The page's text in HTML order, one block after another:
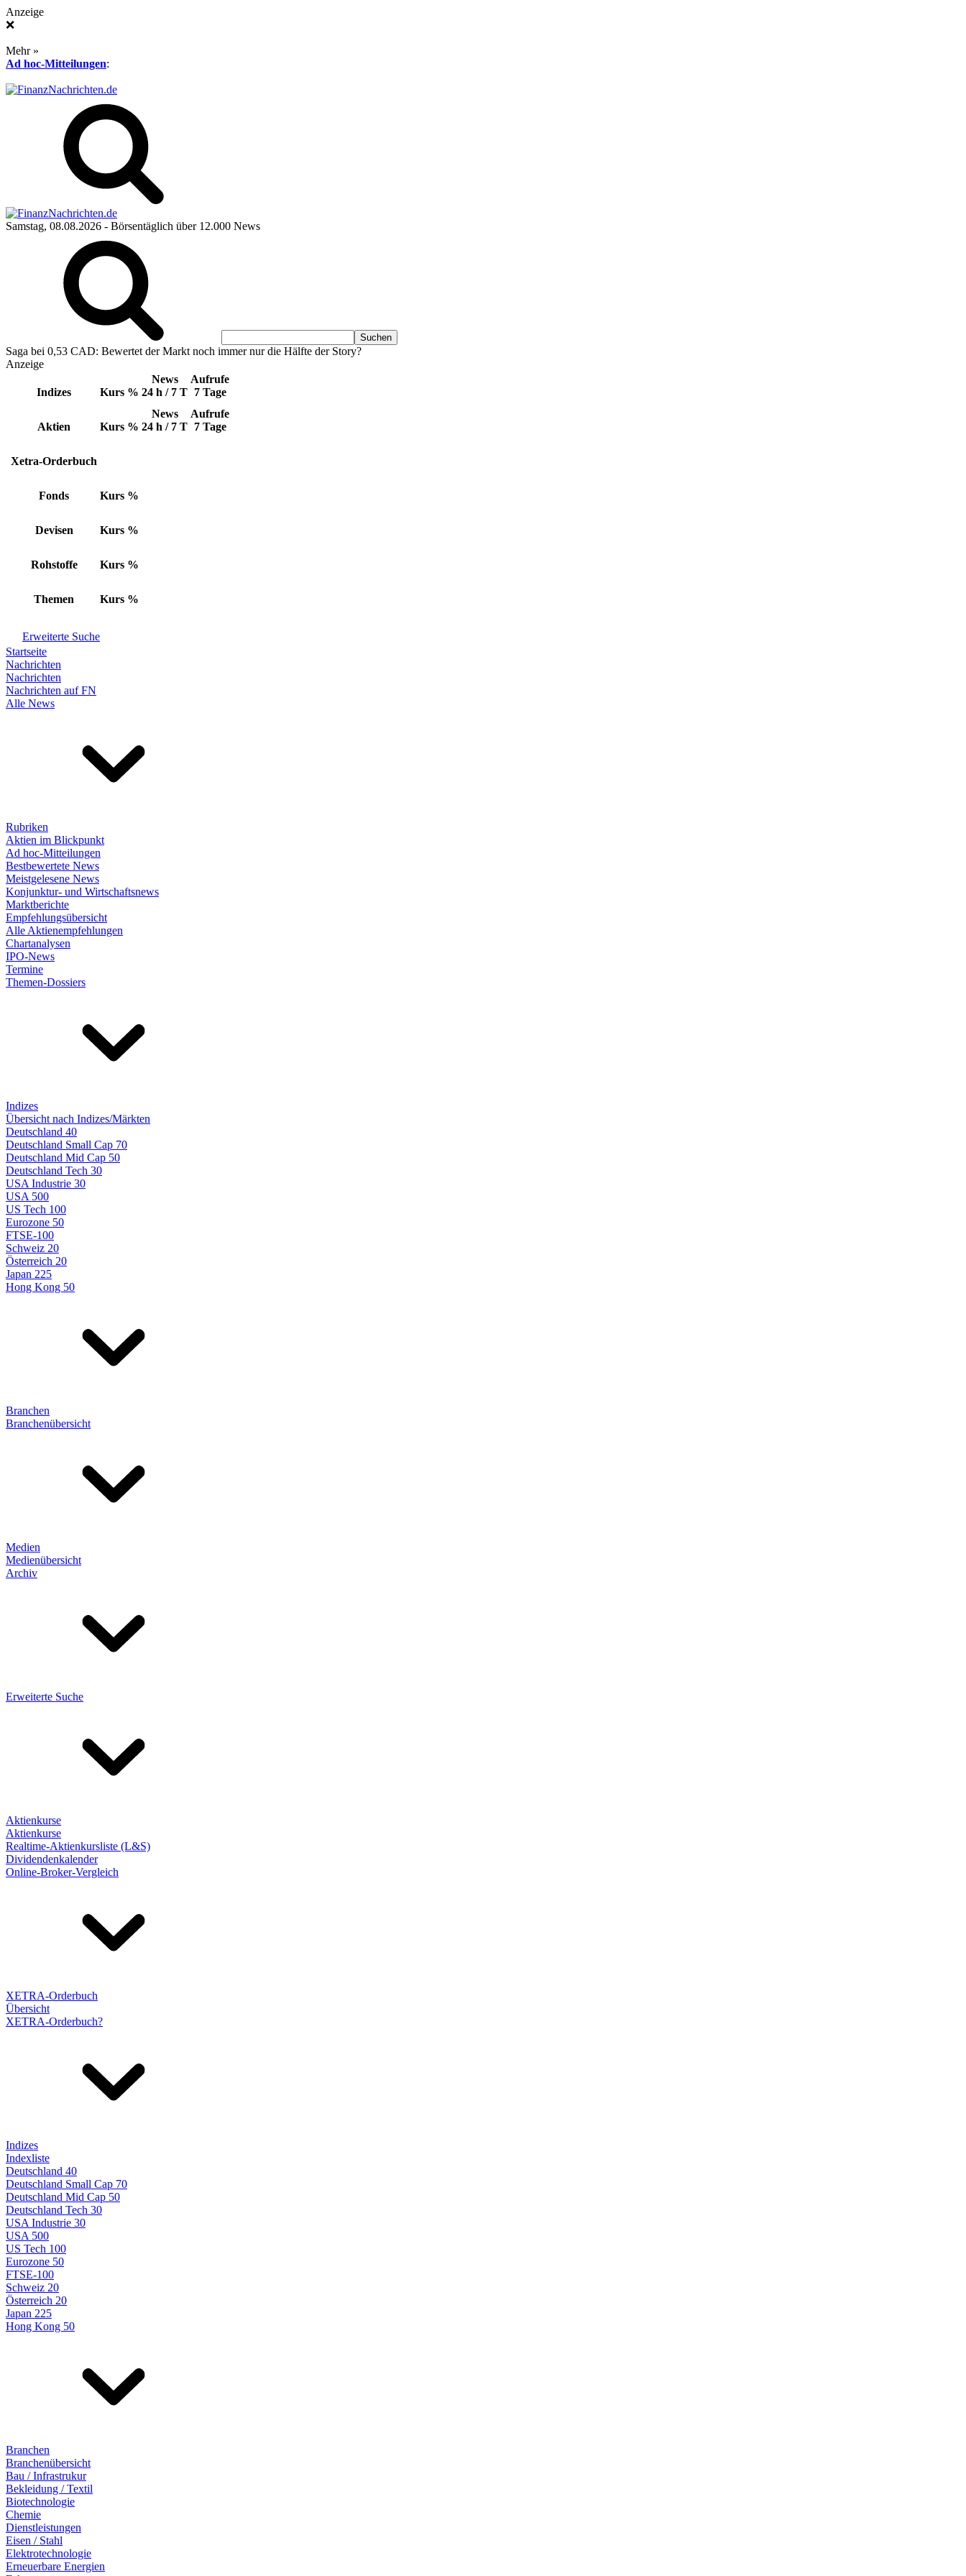
Anzeige
❌
Mehr »
Ad hoc-Mitteilungen:
Samstag, 08.08.2026 - Börsentäglich über 12.000 News
Saga bei 0,53 CAD: Bewertet der Markt noch immer nur die Hälfte der Story?
Anzeige
Indizes Kurs %
News
24 h / 7 T
Aufrufe
7 Tage
Aktien Kurs %
News
24 h / 7 T
Aufrufe
7 Tage
Xetra-Orderbuch
Fonds Kurs %
Devisen Kurs %
Rohstoffe Kurs %
Themen Kurs %
Erweiterte Suche
Startseite
Nachrichten
Nachrichten
Nachrichten auf FN
Alle News
Rubriken
Aktien im Blickpunkt
Ad hoc-Mitteilungen
Bestbewertete News
Meistgelesene News
Konjunktur- und Wirtschaftsnews
Marktberichte
Empfehlungsübersicht
Alle Aktienempfehlungen
Chartanalysen
IPO-News
Termine
Themen-Dossiers
Indizes
Übersicht nach Indizes/Märkten
Deutschland 40
Deutschland Small Cap 70
Deutschland Mid Cap 50
Deutschland Tech 30
USA Industrie 30
USA 500
US Tech 100
Eurozone 50
FTSE-100
Schweiz 20
Österreich 20
Japan 225
Hong Kong 50
Branchen
Branchenübersicht
Medien
Medienübersicht
Archiv
Erweiterte Suche
Aktienkurse
Aktienkurse
Realtime-Aktienkursliste (L&S)
Dividendenkalender
Online-Broker-Vergleich
XETRA-Orderbuch
Übersicht
XETRA-Orderbuch?
Indizes
Indexliste
Deutschland 40
Deutschland Small Cap 70
Deutschland Mid Cap 50
Deutschland Tech 30
USA Industrie 30
USA 500
US Tech 100
Eurozone 50
FTSE-100
Schweiz 20
Österreich 20
Japan 225
Hong Kong 50
Branchen
Branchenübersicht
Bau / Infrastrukur
Bekleidung / Textil
Biotechnologie
Chemie
Dienstleistungen
Eisen / Stahl
Elektrotechnologie
Erneuerbare Energien